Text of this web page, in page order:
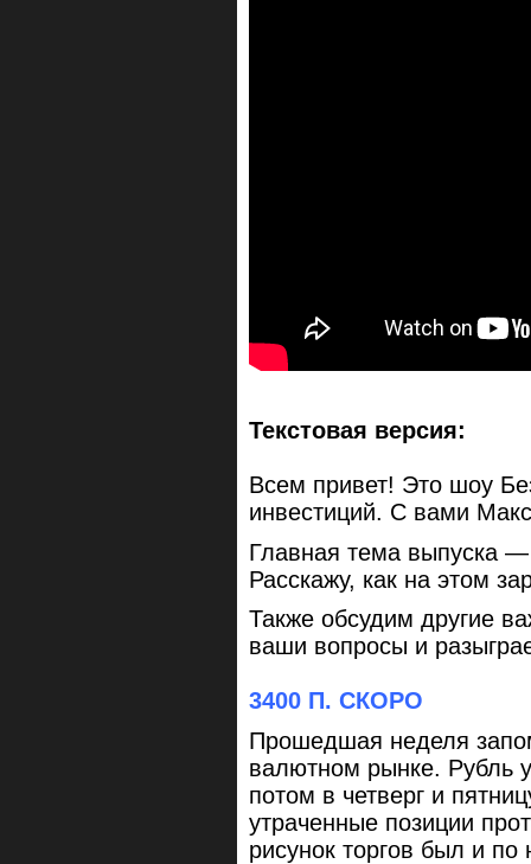
Текстовая версия:
Всем привет! Это шоу
инвестиций. С вами
Главная тема выпуска —
Расскажу, как на этом
Также обсудим другие
ваши вопросы и
3400 П. СКОРО
Прошедшая неделя
валютном рынке. Рубль
потом в четверг и
утраченные позиции
рисунок торгов был и